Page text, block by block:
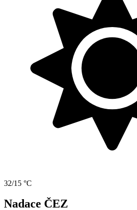
32/15 °C
Nadace ČEZ